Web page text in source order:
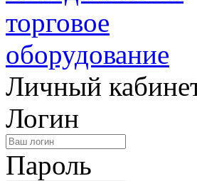
Личный
Логин
Пароль